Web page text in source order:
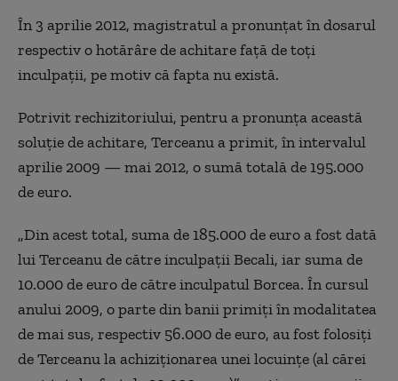
În 3 aprilie 2012, magistratul a pronunțat în dosarul
respectiv o hotărâre de achitare față de toți
inculpații, pe motiv că fapta nu există.
Potrivit rechizitoriului, pentru a pronunța această
soluție de achitare, Terceanu a primit, în intervalul
aprilie 2009 — mai 2012, o sumă totală de 195.000
de euro.
„Din acest total, suma de 185.000 de euro a fost dată
lui Terceanu de către inculpații Becali, iar suma de
10.000 de euro de către inculpatul Borcea. În cursul
anului 2009, o parte din banii primiți în modalitatea
de mai sus, respectiv 56.000 de euro, au fost folosiți
de Terceanu la achiziționarea unei locuințe (al cărei